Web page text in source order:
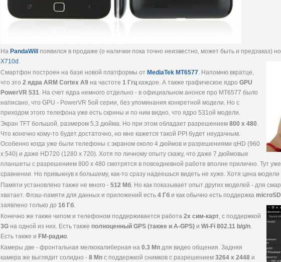
На PandaWill появился в продаже (о наличии пока точно неизвестно, может быть и предзаказ)
X710d
Смартфон построен на базе новой платформы от MediaTek MT6577 . Напомню вкратце,
что это 2 ядра ARM Cortex A9 на частоте 1 Ггц каждое. А также графическое ядро GPU
PowerVR 531 . На счет ядра немного отдельно - в официальном анонсе про MT6577 было
написано, что GPU - PowerVR 5ой серии, без упоминания конкретной модели. Но с
приходом этого телефона уже есть скрины и по ним видно, что ядро 531ой модели.
Экран TFT большой, размером 5,3 дюйма. Но при этом обладает разрешением 800 x 480
Что конечно кому-то будет достаточно, но мне кажется такой PPI будет неудачным.
Особенно когда уже были телефоны с экраном около 4 дюймов и разрешениями qHD (960
x 540) и даже HD720 (1280 x 720). Хотя по личному опыту скажу, что даже 7 дюймовые
планшеты с разрешением 800 x 480 смотрятся в повседневной работе вполне прилично. Тут
сравнении. Но привыкнув к большему, как-то сразу надеешься видеть не хуже. Хотя цена модели
Памяти установлено также не много - 512 Мб . Но как показывает опыт других моделей - для
хватает. Флэш-памяти для данных и приложений есть 4 Гб и как обычно есть поддержка microSD
заявлено только до 16 Гб
Конечно же также чипом и телефоном поддерживается работа 2х сим-карт , с поддержкой
3G на одной из них. Есть также полноценный GPS (также и A-GPS) и Wi-Fi 802.11 b/g/n
Есть также и FM-радио
Камеры две - фронтальная мелкокалиберная на 0.3 Мп для видео общения. Задняя
камера же выглядит солидно - 8 Мп с поддержкой снимков с разрешением 3264 x 2448 и